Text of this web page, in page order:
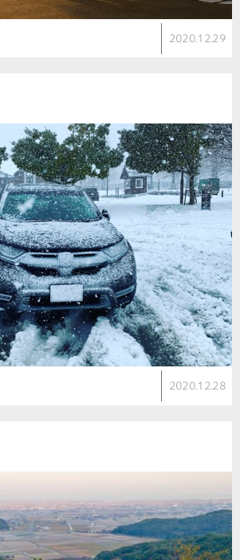
2020.12.29
2020.12.28